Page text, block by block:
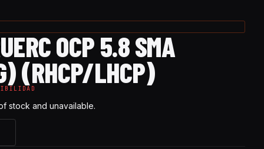
OCP 5.8 SMA
(RHCP/LHCP)
stock and unavailable.